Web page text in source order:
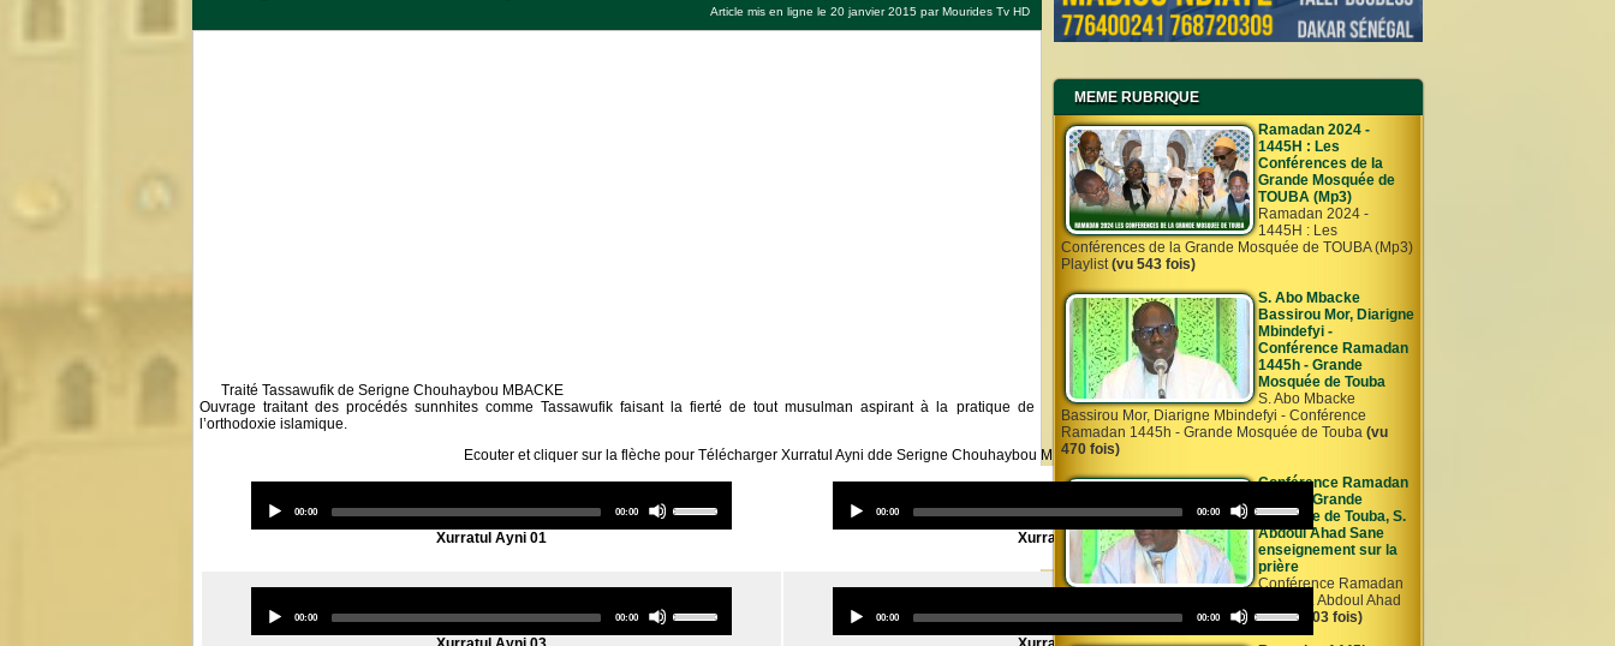
Article mis en ligne le 20 janvier 2015 parMourides Tv HD
Traité Tassawufik de Serigne Chouhaybou MBACKE
Ouvrage traitant des procédés sunnhites comme Tassawufik faisant la fierté de tout musulman aspirant à la pratique de
l’orthodoxie islamique.
Ecouter et cliquer sur la flèche pour Télécharger Xurratul Ayni dde Serigne Chouhaybou MBACKE
Player
Current
00:00 Total
00:00
Up/Down
Arrow
increase
decrease
volume.
Xurratul Ayni 01
Player
Current
00:00 Total
00:00
Up/Down
Arrow
keys
to
increase
decrease
volume.
Xurratul Ayni 02
Player
Current
00:00 Total
00:00
Up/Down
Arrow
Player
Current
00:00 Total
00:00
Up/Down
Arrow
MEME RUBRIQUE
Ramadan 2024 -
1445H : Les
Conférences de la
Grande Mosquée de
TOUBA (Mp3)
Ramadan 2024 -
1445H : Les
Conférences de la Grande Mosquée de TOUBA (Mp3)
Playlist (vu 543 fois)
S. Abo Mbacke
Bassirou Mor, Diarigne
Mbindefyi -
Conférence Ramadan
1445h - Grande
Mosquée de Touba
S. Abo Mbacke
Bassirou Mor, Diarigne Mbindefyi - Conférence
Ramadan 1445h - Grande Mosquée de Touba (vu
470 fois)
Conférence Ramadan
1445h - Grande
Mosquee de Touba, S.
Abdoul Ahad Sane
enseignement sur la
prière
Conférence Ramadan
1445h - Grande Mosquee de Touba, S. Abdoul Ahad
Sane enseignement sur la prière (vu 503 fois)